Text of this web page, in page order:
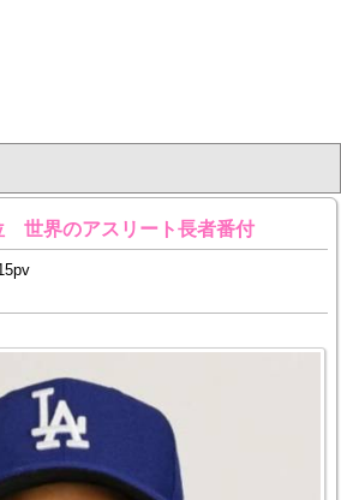
世界のアスリート長者番付